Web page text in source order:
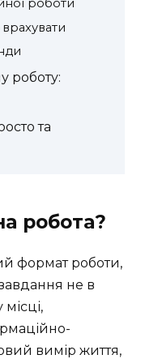
роботи
роботу:
та
робота?
формат роботи,
не в
вимір життя,